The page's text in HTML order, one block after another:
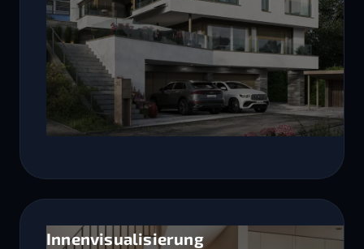
Innenvisualisierung